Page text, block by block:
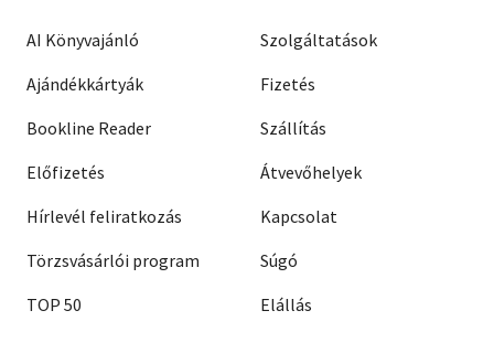
AI Könyvajánló
Ajándékkártyák
Bookline Reader
Előfizetés
Hírlevél feliratkozás
Törzsvásárlói program
TOP 50
Szolgáltatások
Fizetés
Szállítás
Átvevőhelyek
Kapcsolat
Súgó
Elállás